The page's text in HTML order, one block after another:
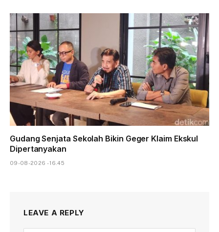
Gudang Senjata Sekolah Bikin Geger Klaim Ekskul
Dipertanyakan
09-08-2026 - 16.45
LEAVE A REPLY